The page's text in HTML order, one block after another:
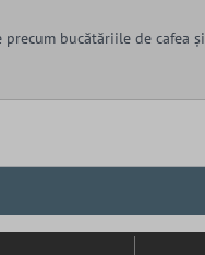
bucătăriile de cafea și